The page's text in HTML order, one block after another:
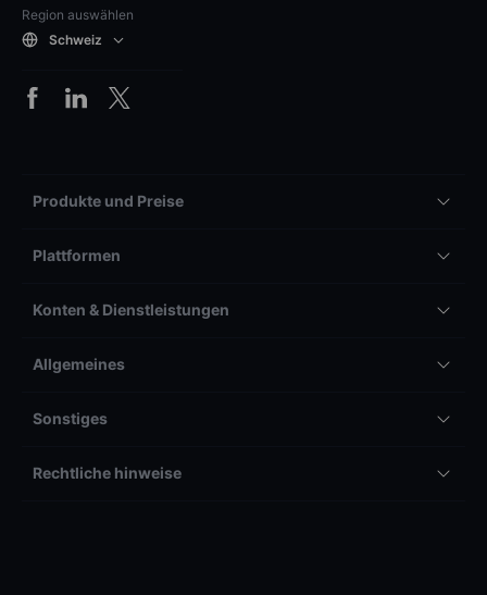
Region auswählen
Schweiz
Produkte und Preise
Plattformen
Konten & Dienstleistungen
Allgemeines
Sonstiges
Rechtliche hinweise